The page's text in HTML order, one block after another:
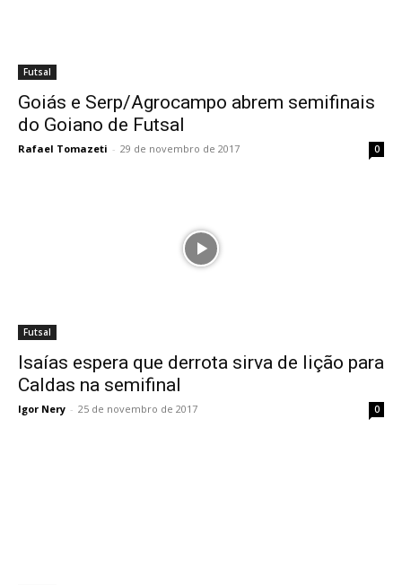
Futsal
Goiás e Serp/Agrocampo abrem semifinais
do Goiano de Futsal
Rafael Tomazeti - 29 de novembro de 2017 0
Futsal
Isaías espera que derrota sirva de lição para
Caldas na semifinal
Igor Nery - 25 de novembro de 2017 0